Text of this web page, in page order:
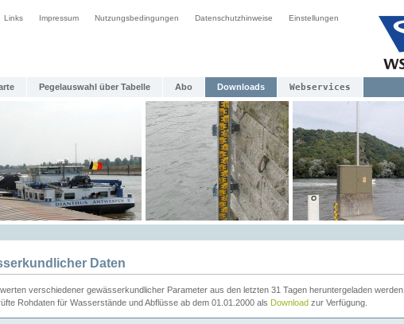
Links Impressum Nutzungsbedingungen Datenschutzhinweise Einstellungen
Pegelauswahl über Tabelle Abo Downloads Webservices
Daten
verschiedener gewässerkundlicher Parameter aus den letzten 31 Tagen heruntergeladen werden.
Rohdaten für Wasserstände und Abflüsse ab dem 01.01.2000 als Download zur Verfügung.